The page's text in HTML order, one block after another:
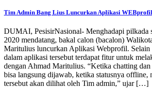
Tim Admin Bang Lius Luncurkan Aplikasi WEBprofil
DUMAI, PesisirNasional- Menghadapi pilkada
2020 mendatang, bakal calon (bacalon)
Maritulius luncurkan Aplikasi Webprofil.
dalam aplikasi tersebut terdapat fitur untuk
dengan Ahmad Maritulius. “Ketika chatting dan
bisa langsung dijawab, ketika statusnya offline,
tersebut akan dilihat oleh Tim admin,” ujar […]